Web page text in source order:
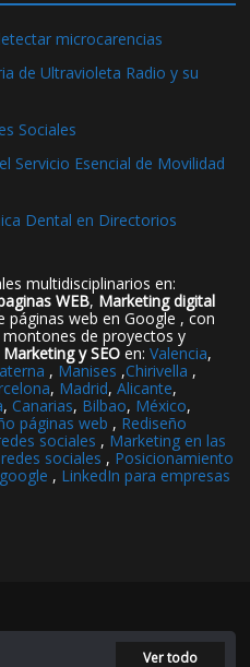
microcarencias
de Ultravioleta Radio y su
Sociales
Servicio Esencial de Movilidad
Dental en Directorios
multidisciplinarios en:
WEB, Marketing digital
páginas web en Google , con
de proyectos y
y SEO en:Valencia,
, Manises ,Chirivella ,
, Madrid,Alicante,
, Canarias, Bilbao, México,
páginas web , Rediseño
sociales , Marketing en las
sociales , Posicionamiento
, LinkedIn para empresas
Ver todo